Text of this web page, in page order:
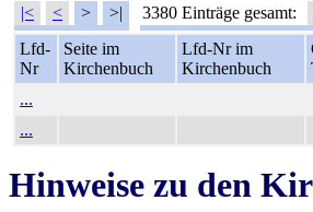
|< < > >| 3380 Einträge gesamt:
Lfd-
Nr
Seite im
Kirchenbuch
Lfd-Nr im
Kirchenbuch
...
...
Hinweise zu den